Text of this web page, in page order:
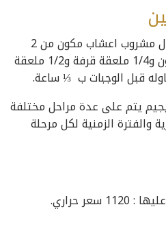
أولا: أوصي دكتور روبرت بتناول مشروب اعشاب مكون من 2
ملعقة كمون و2 شريحة ليمون و1/4 ملعقة قرفة و1/2 ملعقة
قبل الوجبات ب ⅓ ساعة.
يتم على عدة مراحل مختلفة
والفترة الزمنية لكل مرحلة
حراري.